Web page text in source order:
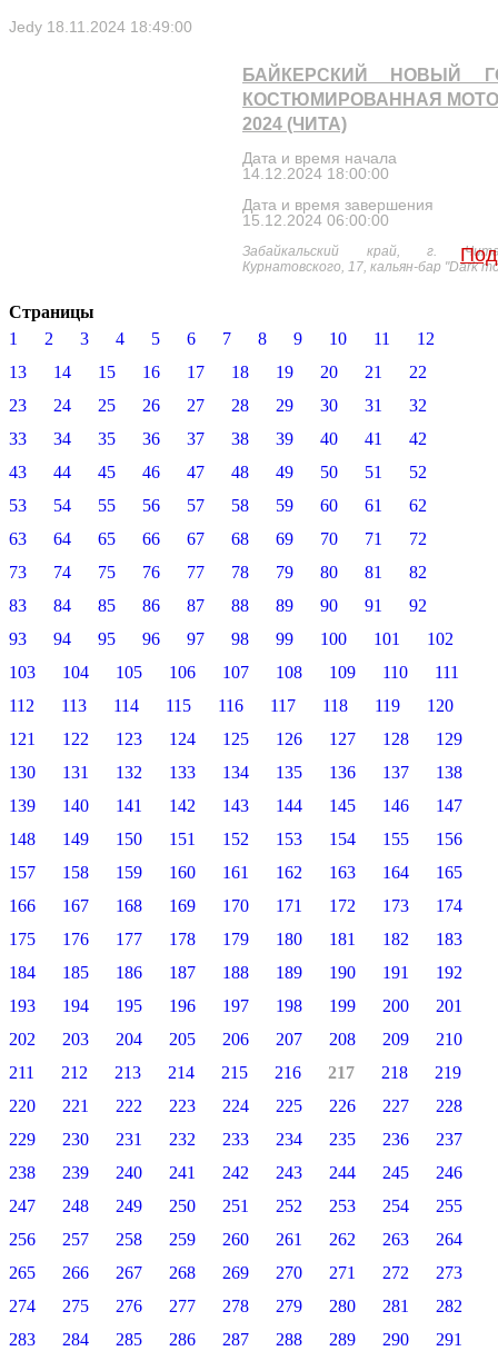
Jedy 18.11.2024 18:49:00
БАЙКЕРСКИЙ НОВЫЙ
КОСТЮМИРОВАННАЯ
2024 (ЧИТА)
Дата и время начала
14.12.2024 18:00:00
Дата и время завершения
15.12.2024 06:00:00
Забайкальский край, г.
Курнатовского, 17, кальян-бар "Dark
Страницы
1
2 3 4 5 6 7 8 9 10 11
12
13
14 15 16 17 18 19 20 21
22
23
24 25 26 27 28 29 30 31
32
33
34 35 36 37 38 39 40 41
42
43
44 45 46 47 48 49 50 51
52
53
54 55 56 57 58 59 60 61
62
63
64 65 66 67 68 69 70 71
72
73
74 75 76 77 78 79 80 81
82
83
84 85 86 87 88 89 90 91
92
93
94 95 96 97 98 99 100 101
102
103
104 105 106 107 108 109 110
111
112
113 114 115 116 117 118 119
120
121
122 123 124 125 126 127 128
129
130
131 132 133 134 135 136 137
138
139
140 141 142 143 144 145 146
147
148
149 150 151 152 153 154 155
156
157
158 159 160 161 162 163 164
165
166
167 168 169 170 171 172 173
174
175
176 177 178 179 180 181 182
183
184
185 186 187 188 189 190 191
192
193
194 195 196 197 198 199 200
201
202
203 204 205 206 207 208 209
210
211
212 213 214 215 216 217 218
219
220
221 222 223 224 225 226 227
228
229
230 231 232 233 234 235 236
237
238
239 240 241 242 243 244 245
246
247
248 249 250 251 252 253 254
255
256
257 258 259 260 261 262 263
264
265
266 267 268 269 270 271 272
273
274
275 276 277 278 279 280 281
282
283
284 285 286 287 288 289 290
291